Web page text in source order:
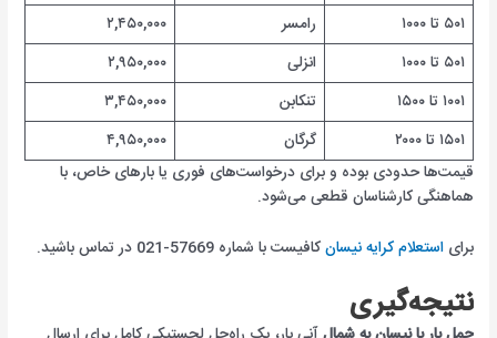
۵۰۱ تا ۱۰۰۰
رامسر
۲,۴۵۰,۰۰۰
۵۰۱ تا ۱۰۰۰
انزلی
۲,۹۵۰,۰۰۰
۱۰۰۱ تا ۱۵۰۰
تنکابن
۳,۴۵۰,۰۰۰
۱۵۰۱ تا ۲۰۰۰
گرگان
۴,۹۵۰,۰۰۰
قیمت‌ها حدودی بوده و برای درخواست‌های فوری یا بارهای خاص، با
هماهنگی کارشناسان قطعی می‌شود.
برایاستعلام کرایه نیسانکافیست با شماره 57669-021 در تماس باشید.
نتیجه‌گیری